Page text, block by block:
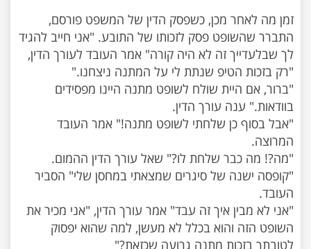
זמן מה לאחר מכן, כשפסק הדין של המשפט פורסם,
התברר שהשופט פסק לזכותו של התובע. "אני חייב להגיד
לך שבלעדייך זה לא היה קורה" אמר העובד לעורך הדין,
"ברור, אם היית שולח לשופט מתנה היינו מפסידים
"אבל בסוף כן שלחתי לשופט מתנה!" אמר העובד
"קופסה ישנה של סיגרים שמצאתי במחסן שלי" הסביר
"אני לא מבין איך זה עבד" אמר עורך הדין, "אני מכיר את
השופט הזה והוא בכלל לא מעשן, למה שהוא יפסוק